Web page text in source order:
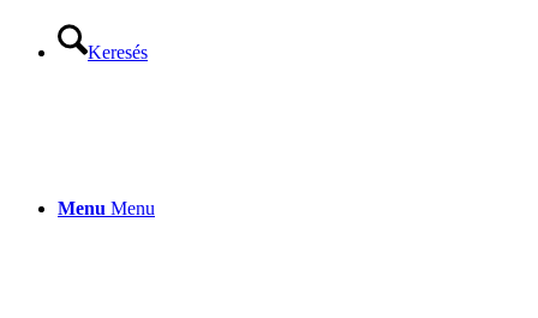
Keresés
Menu Menu